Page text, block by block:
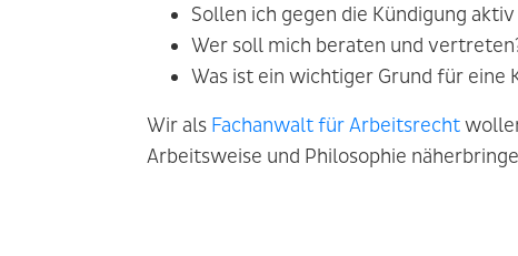
Sollen ich gegen die Kündigung
Wer soll mich beraten und
Was ist ein wichtiger Grund für eine
Wir als Fachanwalt für Arbeitsrecht
Arbeitsweise und Philosophie